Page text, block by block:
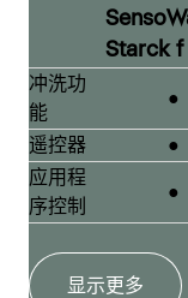
Philippe Starck 设
始、经典的
进行了视觉和技术
计，其特点是技术
可提供最大的舒适
SensoWash®
SensoWash®
杜拉维特推出的
级智能座便器——
Starck f
冲洗功
能
●
遥控器 ●
应用程
序控制
●
显示更多